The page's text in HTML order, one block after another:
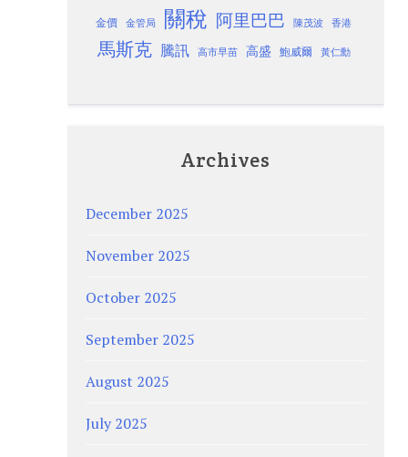
金價 金管局 關稅 阿里巴巴 陳茂波 香港
馬斯克 騰訊 高市早苗 高盛 鮑威爾 黃仁勳
Archives
December 2025
November 2025
October 2025
September 2025
August 2025
July 2025